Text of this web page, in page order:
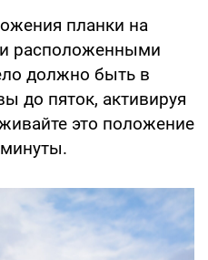
планки на
расположенными
должно быть в
до пяток, активируя
это положение